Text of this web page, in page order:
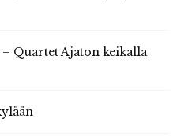
Quartet Ajaton keikalla